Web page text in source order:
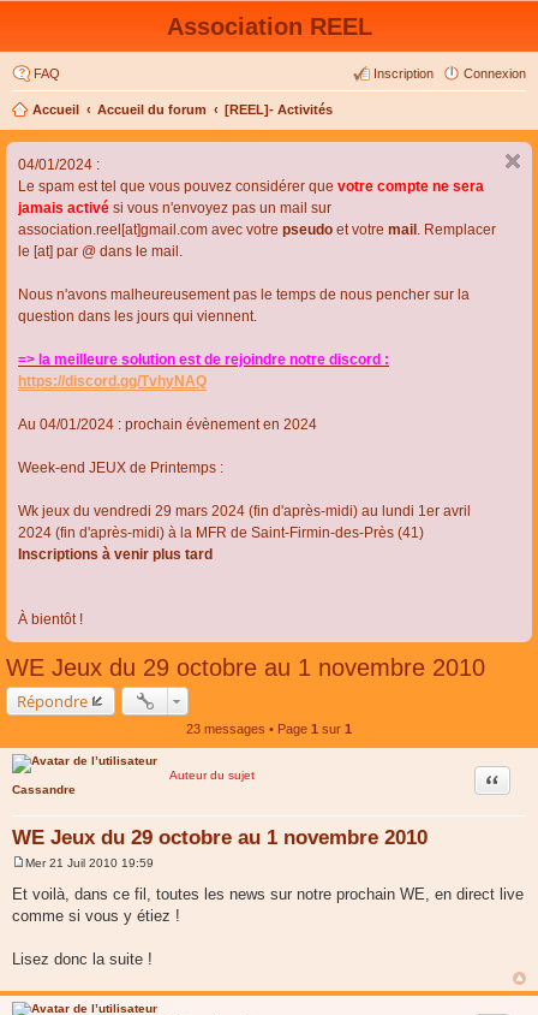
Association REEL
FAQ Connexion
Inscription
Accueil Accueil du forum [REEL]- Activités
04/01/2024 :
Le spam est tel que vous pouvez considérer que votre compte ne sera
jamais activé si vous n'envoyez pas un mail sur
association.reel[at]gmail.com avec votre pseudo et votre mail . Remplacer
le [at] par @ dans le mail.
Nous n'avons malheureusement pas le temps de nous pencher sur la
question dans les jours qui viennent.
=> la meilleure solution est de rejoindre notre discord :
https://discord.gg/TvhyNAQ
Au 04/01/2024 : prochain évènement en 2024
Week-end JEUX de Printemps :
Wk jeux du vendredi 29 mars 2024 (fin d'après-midi) au lundi 1er avril
2024 (fin d'après-midi) à la MFR de Saint-Firmin-des-Près (41)
Inscriptions à venir plus tard
À bientôt !
WE Jeux du 29 octobre au 1 novembre 2010
Répondre
23 messages • Page 1 sur 1
Auteur du sujet
Cassandre
WE Jeux du 29 octobre au 1 novembre 2010
Citer
e
s
s
e
Mer 21 Juil 2010 19:59
Et voilà, dans ce fil, toutes les news sur notre prochain WE, en direct live
comme si vous y étiez !
Lisez donc la suite !